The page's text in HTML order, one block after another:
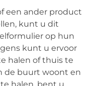
een ander product
kunt u dit
op hun
kunt u ervoor
halen of thuis te
de buurt woont en